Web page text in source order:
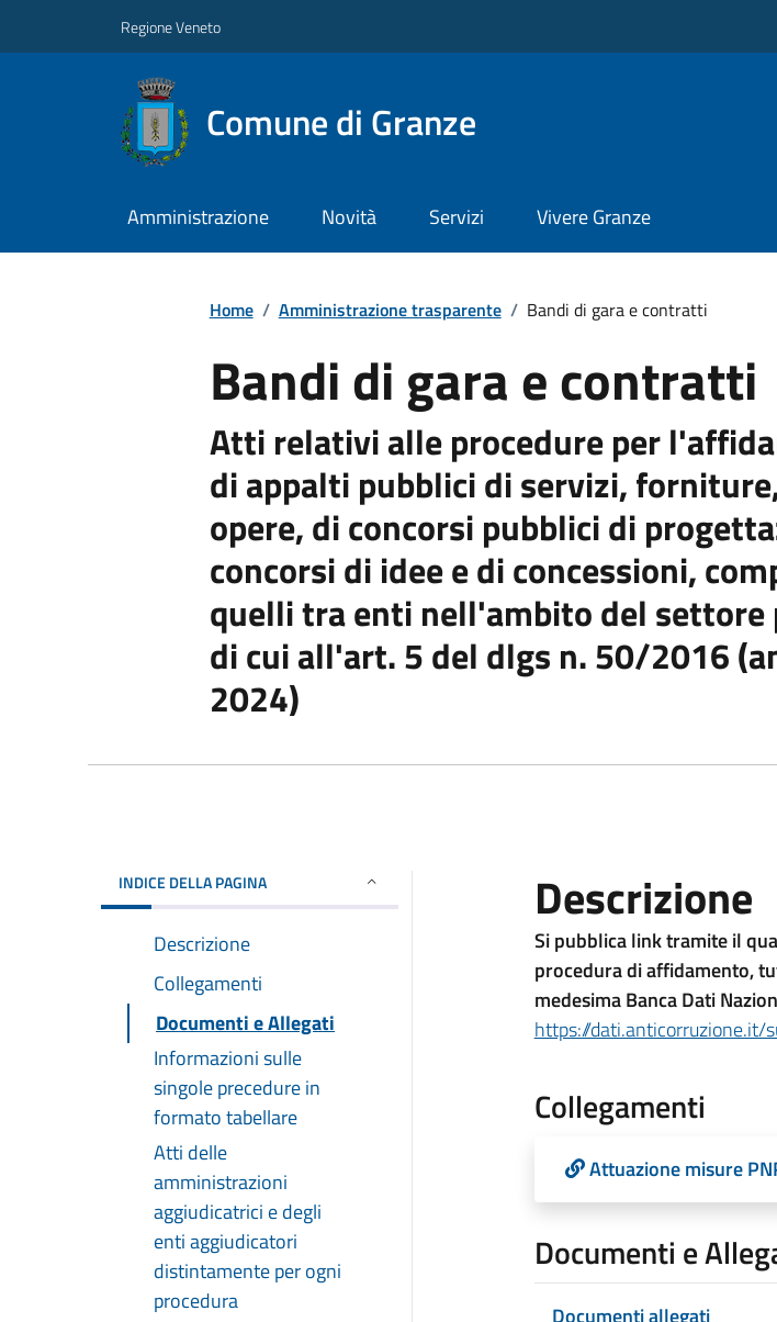
Regione Veneto
Comune di Granze
Amministrazione Novità Servizi Vivere Granze
Home / Amministrazione trasparente / Bandi di gara e contratti
Bandi di gara e contratti
Atti relativi alle procedure per
di appalti pubblici di servizi,
opere, di concorsi pubblici di
concorsi di idee e di concessioni,
quelli tra enti nell'ambito del settore
di cui all'art. 5 del dlgs n. 50/2016
2024)
INDICE DELLA PAGINA
Descrizione
Collegamenti
Documenti e Allegati
Informazioni sulle
singole precedure in
formato tabellare
Atti delle
amministrazioni
aggiudicatrici e degli
enti aggiudicatori
distintamente per ogni
procedura
Descrizione
Si pubblica link tramite il
procedura di affidamento,
medesima Banca Dati
https://dati.anticorruzione.it/
Collegamenti
Attuazione misure
Documenti e
Documenti allegati